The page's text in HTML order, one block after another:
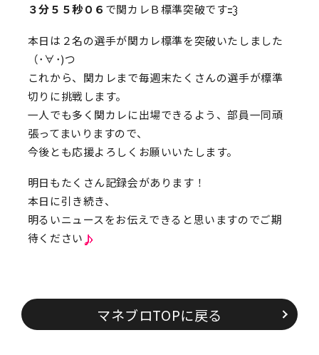
３分５５秒０６ で関カレＢ標準突破です
本日は２名の選手が関カレ標準を突破いたしました
（･∀･)つ
これから、関カレまで毎週末たくさんの選手が標準
切りに挑戦します。
一人でも多く関カレに出場できるよう、部員一同頑
張ってまいりますので、
今後とも応援よろしくお願いいたします。
明日もたくさん記録会があります！
本日に引き続き、
明るいニュースをお伝えできると思いますのでご期
待ください
マネブロTOPに戻る